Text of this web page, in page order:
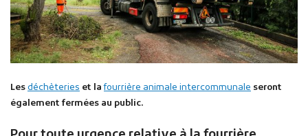
Lesdéchèteries et lafourrière animale intercommunale seront
également fermées au public.